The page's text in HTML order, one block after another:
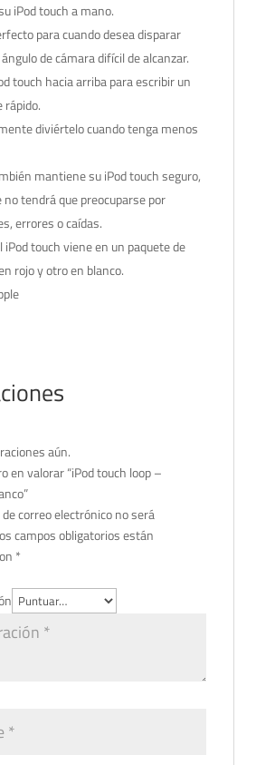
iPod touch a mano.
para cuando desea disparar
de cámara difícil de alcanzar.
touch hacia arriba para escribir un
rápido.
diviértelo cuando tenga menos
mantiene su iPod touch seguro,
no tendrá que preocuparse por
errores o caídas.
iPod touch viene en un paquete de
rojo y otro en blanco.
aún.
en valorar “iPod touch loop –
de correo electrónico no será
campos obligatorios están
*